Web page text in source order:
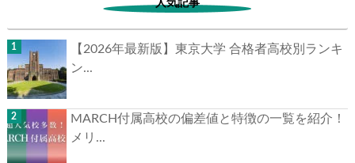
人気記事
【2026年最新版】東京大学 合格者高校別ランキ
ン...
MARCH付属高校の偏差値と特徴の一覧を紹介！
メリ...